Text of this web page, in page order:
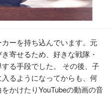
ーを持ち込んでいます。元
寄せるため、好きな戦隊・
る手段でした。 その後、子
るようになってからも、何
かけたりYouTubeの動画の音